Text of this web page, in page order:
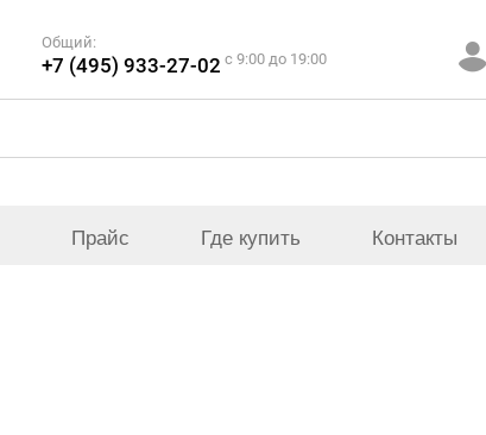
Общий:
+7 (495) 933-27-02 c 9:00 до 19:00
Прайс Где купить Контакты